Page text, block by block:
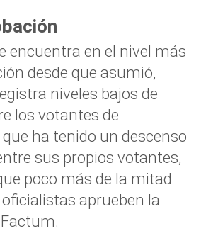
encuentra en el nivel más
desde que asumió,
niveles bajos de
los votantes de
ha tenido un descenso
sus propios votantes,
poco más de la mitad
aprueben la